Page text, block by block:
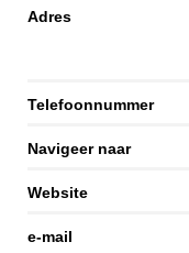
Adres
Telefoonnummer
Navigeer naar
Website
e-mail